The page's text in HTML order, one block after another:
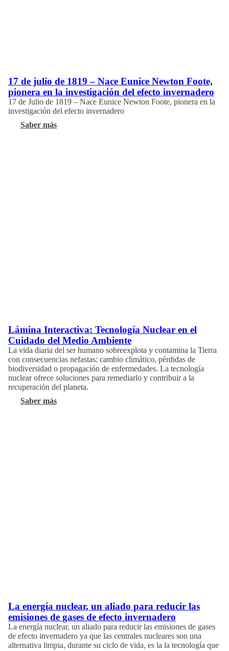
17 de julio de 1819 – Nace Eunice Newton Foote,
pionera en la investigación del efecto invernadero
17 de Julio de 1819 – Nace Eunice Newton Foote, pionera en la
investigación del efecto invernadero
Saber más
Lámina Interactiva: Tecnología Nuclear en el
Cuidado del Medio Ambiente
La vida diaria del ser humano sobreexplota y contamina la Tierra
con consecuencias nefastas: cambio climático, pérdidas de
biodiversidad o propagación de enfermedades. La tecnología
nuclear ofrece soluciones para remediarlo y contribuir a la
recuperación del planeta.
Saber más
La energía nuclear, un aliado para reducir las
emisiones de gases de efecto invernadero
La energía nuclear, un aliado para reducir las emisiones de gases
de efecto invernadero ya que las centrales nucleares son una
alternativa limpia, durante su ciclo de vida, es la la tecnología que